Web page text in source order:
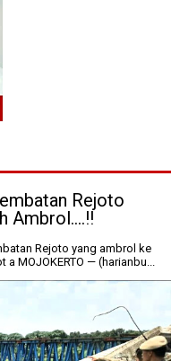
Rejoto
Ambrol....!!
Rejoto yang ambrol ke
MOJOKERTO — (harianbu...